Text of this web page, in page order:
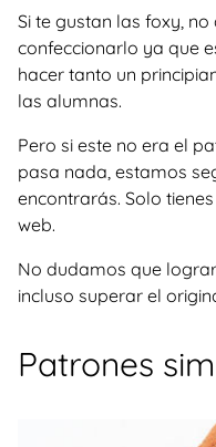
Si te gustan las foxy,
confeccionarlo ya que
hacer tanto un
las alumnas.
Pero si este no era el
pasa nada, estamos
encontrarás. Solo
web.
No dudamos que
incluso superar el
Patrones